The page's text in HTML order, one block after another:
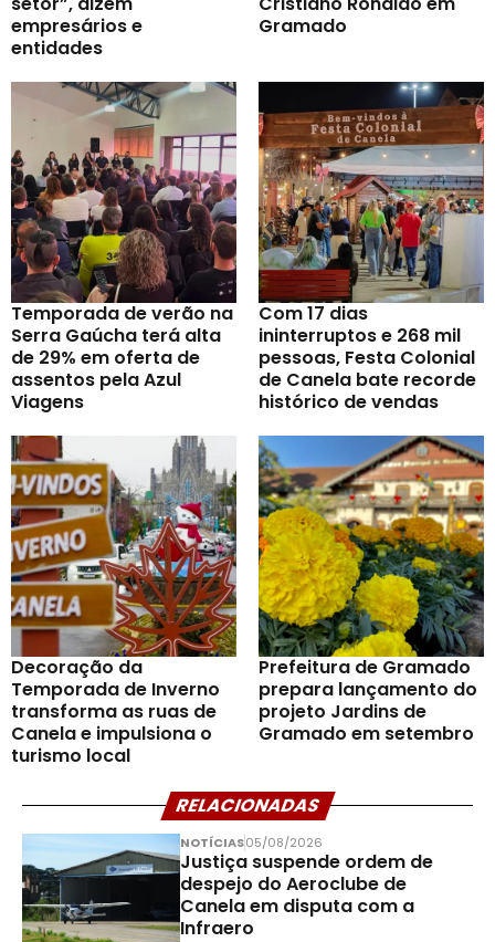
empresários e
entidades
Gramado
Temporada de verão na
Serra Gaúcha terá alta
de 29% em oferta de
assentos pela Azul
Viagens
Com 17 dias
ininterruptos e 268 mil
pessoas, Festa Colonial
de Canela bate recorde
histórico de vendas
Decoração da
Temporada de Inverno
transforma as ruas de
Canela e impulsiona o
turismo local
Prefeitura de Gramado
prepara lançamento do
projeto Jardins de
Gramado em setembro
RELACIONADAS
NOTÍCIAS05/08/2026
Justiça suspende ordem de
despejo do Aeroclube de
Canela em disputa com a
Infraero